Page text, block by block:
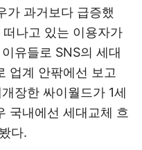
가 과거보다 급증했
떠나고 있는 이용자가
유들로 SNS의 세대
업계 안팎에선 보고
장한 싸이월드가 1세
국내에선 세대교체 흐
다.